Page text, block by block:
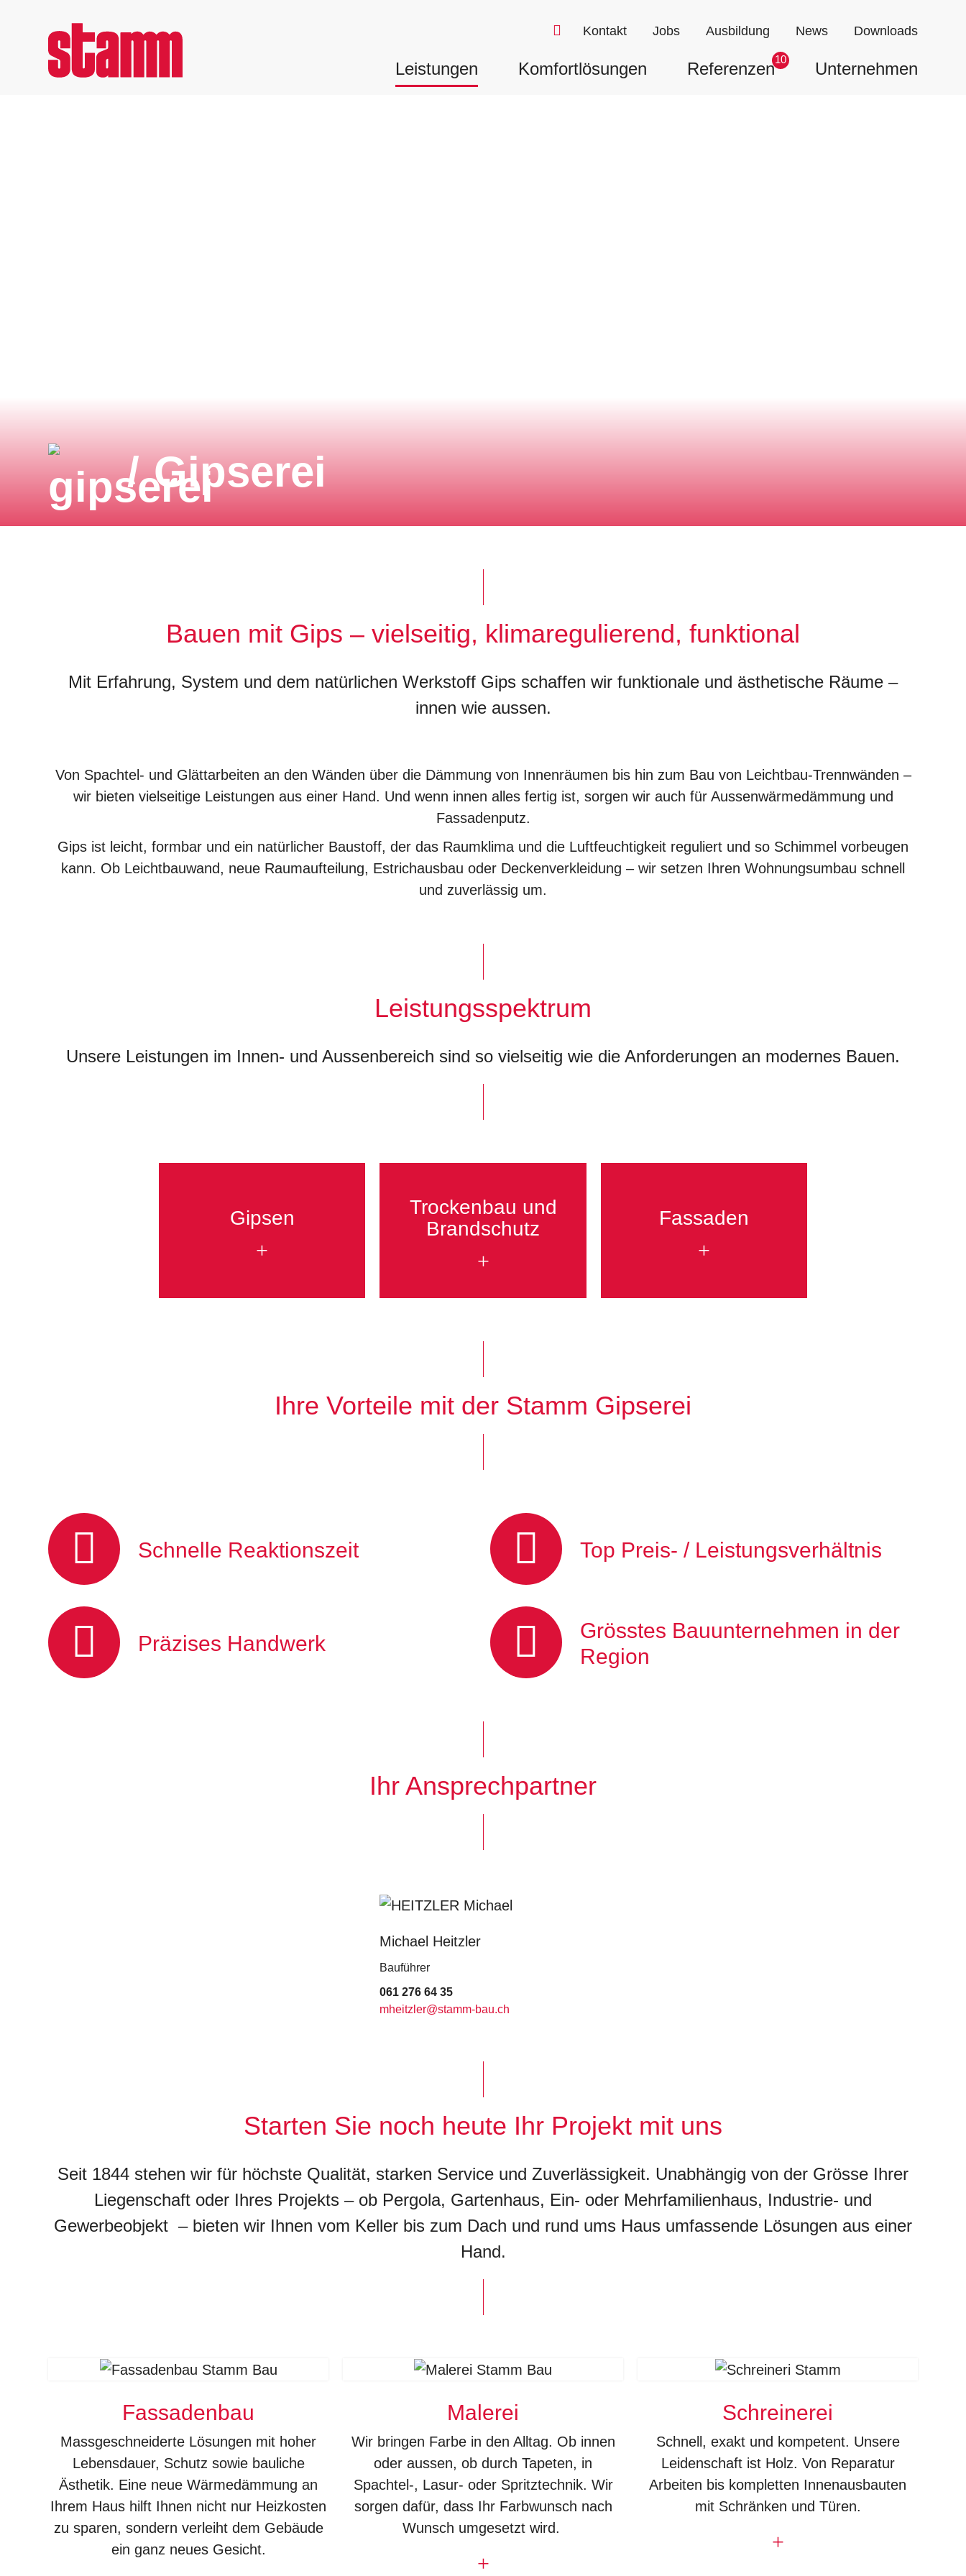
Kontakt Jobs Ausbildung News Downloads
Leistungen Komfortlösungen Referenzen10 Unternehmen
/ Gipserei
Bauen mit Gips – vielseitig, klimaregulierend, funktional
Mit Erfahrung, System und dem natürlichen Werkstoff Gips schaffen wir funktionale und ästhetische Räume –
innen wie aussen.
Von Spachtel- und Glättarbeiten an den Wänden über die Dämmung von Innenräumen bis hin zum Bau von Leichtbau-Trennwänden –
wir bieten vielseitige Leistungen aus einer Hand. Und wenn innen alles fertig ist, sorgen wir auch für Aussenwärmedämmung und
Fassadenputz.
Gips ist leicht, formbar und ein natürlicher Baustoff, der das Raumklima und die Luftfeuchtigkeit reguliert und so Schimmel vorbeugen
kann. Ob Leichtbauwand, neue Raumaufteilung, Estrichausbau oder Deckenverkleidung – wir setzen Ihren Wohnungsumbau schnell
und zuverlässig um.
Leistungsspektrum
Unsere Leistungen im Innen- und Aussenbereich sind so vielseitig wie die Anforderungen an modernes Bauen.
Gipsen
Trockenbau und
Brandschutz
Fassaden
Ihre Vorteile mit der Stamm Gipserei
Schnelle Reaktionszeit Top Preis- / Leistungsverhältnis
Präzises Handwerk
Grösstes Bauunternehmen in der
Region
Ihr Ansprechpartner
Michael Heitzler
Bauführer
061 276 64 35
mheitzler@stamm-bau.ch
Starten Sie noch heute Ihr Projekt mit uns
Seit 1844 stehen wir für höchste Qualität, starken Service und Zuverlässigkeit. Unabhängig von der Grösse Ihrer
Liegenschaft oder Ihres Projekts – ob Pergola, Gartenhaus, Ein- oder Mehrfamilienhaus, Industrie- und
Gewerbeobjekt – bieten wir Ihnen vom Keller bis zum Dach und rund ums Haus umfassende Lösungen aus einer
Hand.
Fassadenbau
Massgeschneiderte Lösungen mit hoher
Lebensdauer, Schutz sowie bauliche
Ästhetik. Eine neue Wärmedämmung an
Ihrem Haus hilft Ihnen nicht nur Heizkosten
zu sparen, sondern verleiht dem Gebäude
ein ganz neues Gesicht.
Malerei
Wir bringen Farbe in den Alltag. Ob innen
oder aussen, ob durch Tapeten, in
Spachtel-, Lasur- oder Spritztechnik. Wir
sorgen dafür, dass Ihr Farbwunsch nach
Wunsch umgesetzt wird.
Schreinerei
Schnell, exakt und kompetent. Unsere
Leidenschaft ist Holz. Von Reparatur
Arbeiten bis kompletten Innenausbauten
mit Schränken und Türen.